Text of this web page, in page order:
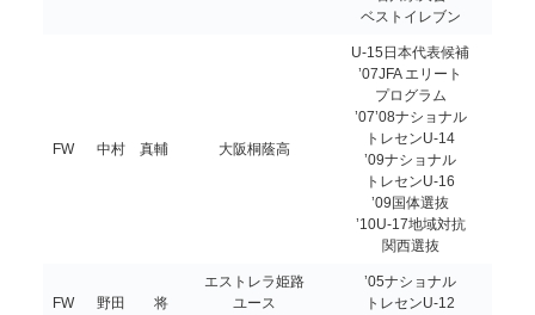
ベストイレブン
FW 中村 真輔 大阪桐蔭高
U-15日本代表候補
’07JFA エリート
プログラム
’07’08ナショナル
トレセンU-14
’09ナショナル
トレセンU-16
’09国体選抜
’10U-17地域対抗
関西選抜
FW 野田 将
エストレラ姫路
ユース
’05ナショナル
トレセンU-12